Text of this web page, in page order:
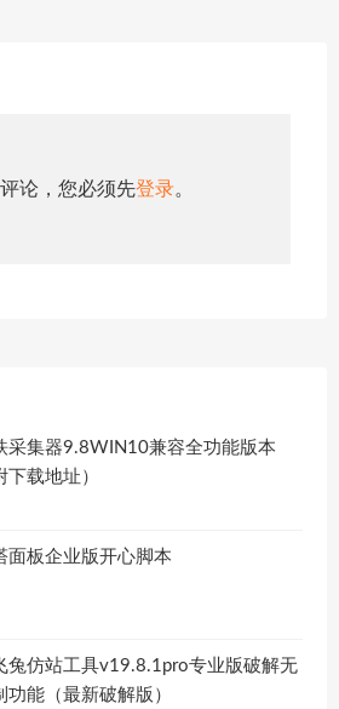
论，您必须先登录。
采集器9.8WIN10兼容全功能版本
下载地址）
面板企业版开心脚本
兔仿站工具v19.8.1pro专业版破解无
功能（最新破解版）